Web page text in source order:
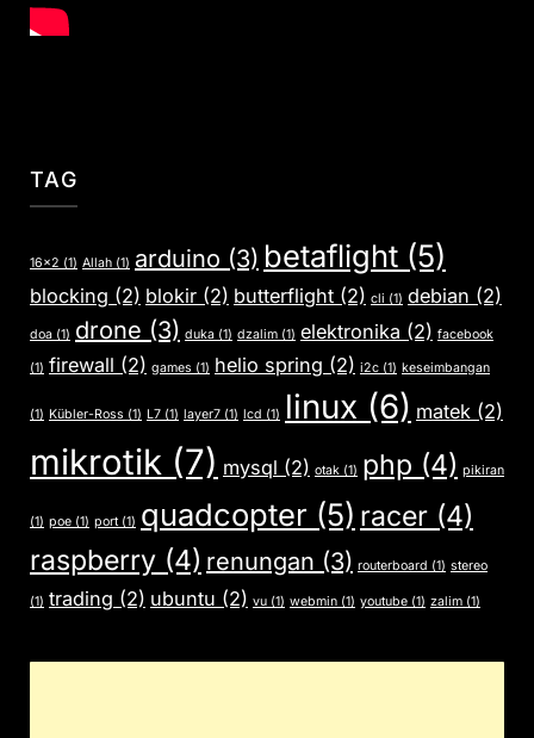
TAG
16x2 (1) Allah (1) arduino (3) betaflight (5)
blocking (2) blokir (2) butterflight (2) cli (1) debian (2)
doa (1) drone (3) duka (1) dzalim (1) elektronika (2) facebook
(1) firewall (2) games (1) helio spring (2) i2c (1) keseimbangan
(1) Kübler-Ross (1) L7 (1) layer7 (1) lcd (1) linux (6) matek (2)
mikrotik (7) mysql (2) otak (1) php (4) pikiran
(1) poe (1) port (1) quadcopter (5) racer (4)
raspberry (4) renungan (3) routerboard (1) stereo
(1) trading (2) ubuntu (2) vu (1) webmin (1) youtube (1) zalim (1)